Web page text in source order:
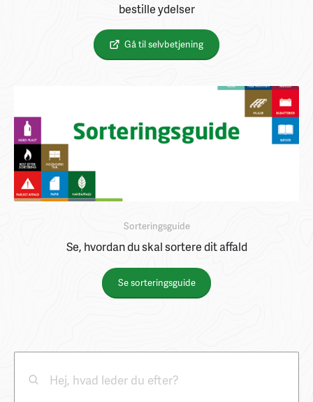
bestille ydelser
Gå til selvbetjening
Sorteringsguide
Se, hvordan du skal sortere dit affald
Se sorteringsguide